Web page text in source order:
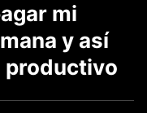
mi
y así
productivo